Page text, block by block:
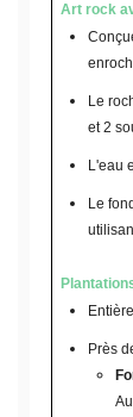
Art rock
Le
et 2
L'eau
Le
Près